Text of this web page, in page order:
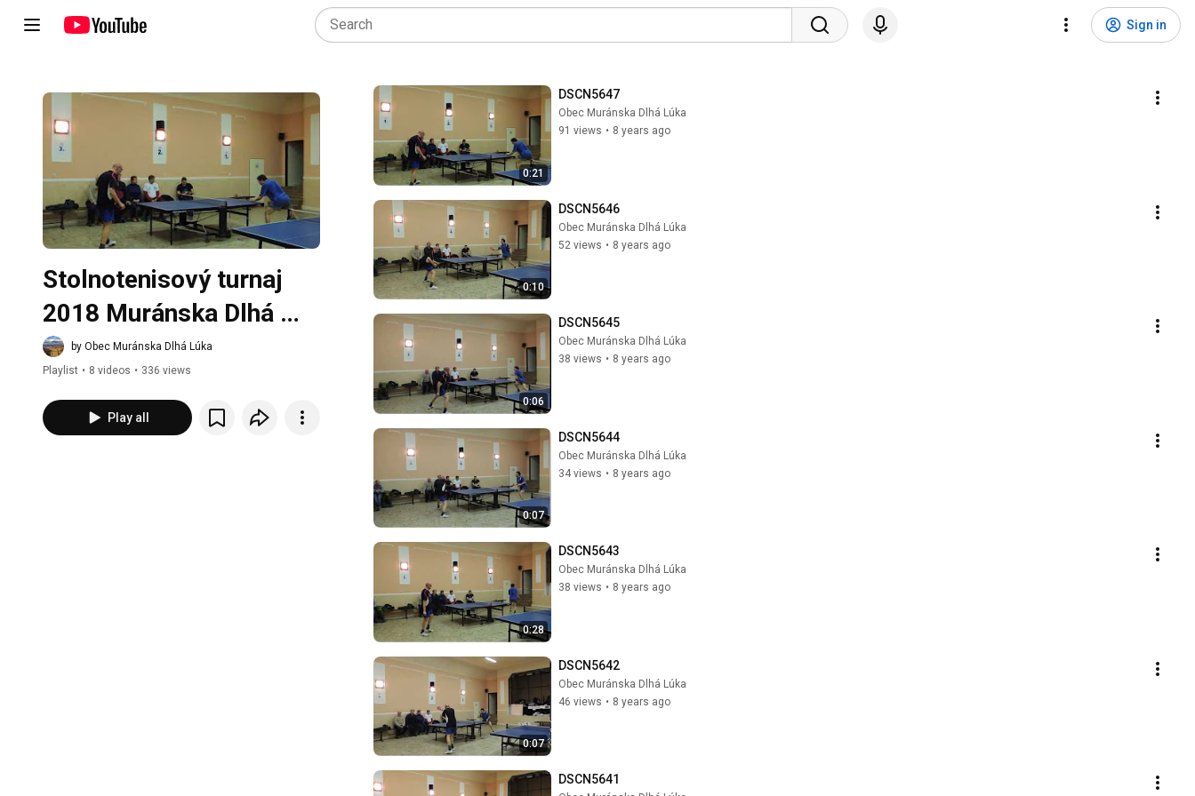
Sign in
Stolnotenisový turnaj
2018 Muránska Dlhá
Lúkaby Obec Muránska Dlhá Lúka
Playlist • 8 videos • 336 views
Play all
0:21
DSCN5647
Obec Muránska Dlhá Lúka
91 views • 8 years ago
0:10
DSCN5646
Obec Muránska Dlhá Lúka
52 views • 8 years ago
0:06
DSCN5645
Obec Muránska Dlhá Lúka
38 views • 8 years ago
0:07
DSCN5644
Obec Muránska Dlhá Lúka
34 views • 8 years ago
0:28
DSCN5643
Obec Muránska Dlhá Lúka
38 views • 8 years ago
0:07
DSCN5642
Obec Muránska Dlhá Lúka
46 views • 8 years ago
DSCN5641